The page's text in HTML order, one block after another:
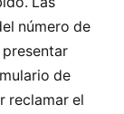
número de
de
reclamar el